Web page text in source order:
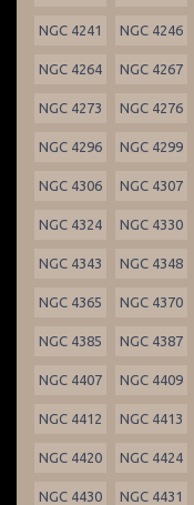
NGC 4241 NGC 4246
NGC 4264 NGC 4267
NGC 4273 NGC 4276
NGC 4296 NGC 4299
NGC 4306 NGC 4307
NGC 4324 NGC 4330
NGC 4343 NGC 4348
NGC 4365 NGC 4370
NGC 4385 NGC 4387
NGC 4407 NGC 4409
NGC 4412 NGC 4413
NGC 4420 NGC 4424
NGC 4430 NGC 4431